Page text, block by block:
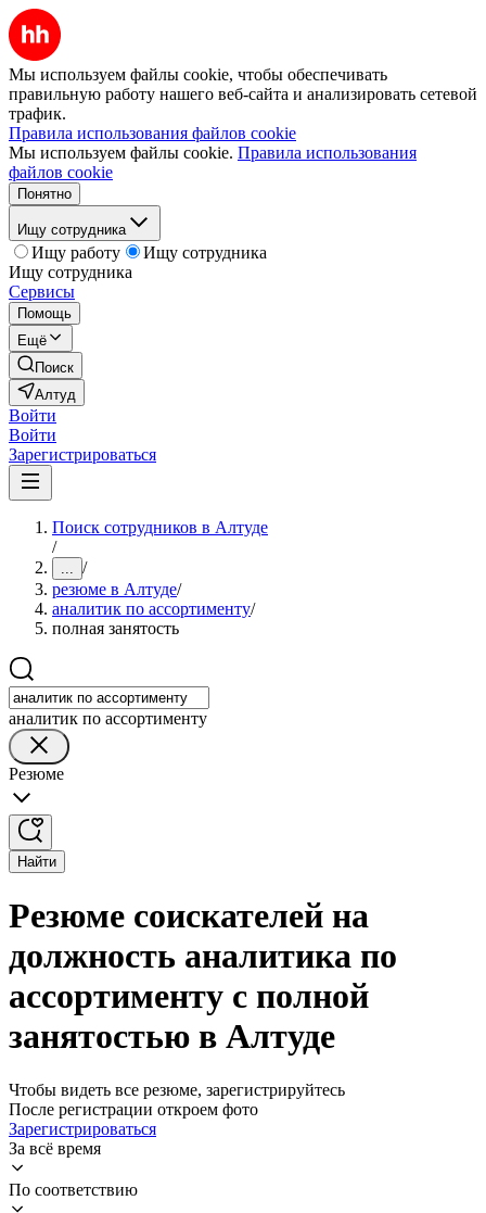
Мы используем файлы cookie, чтобы обеспечивать
правильную работу нашего веб-сайта и анализировать сетевой
трафик.
Правила использования файлов cookie
Мы используем файлы cookie. Правила использования
файлов cookie
Понятно
Ищу сотрудника
Ищу работу
Ищу сотрудника
Ищу сотрудника
Сервисы
Помощь
Ещё
Поиск
Алтуд
Войти
Войти
Зарегистрироваться
Поиск сотрудников в Алтуде
/
... /
резюме в Алтуде/
аналитик по ассортименту/
полная занятость
аналитик по ассортименту
Резюме
Найти
Резюме соискателей на
должность аналитика по
ассортименту с полной
занятостью в Алтуде
Чтобы видеть все резюме, зарегистрируйтесь
После регистрации откроем фото
Зарегистрироваться
За всё время
По соответствию